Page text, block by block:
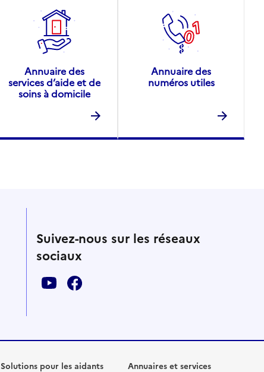
Annuaire des
services d’aide et de
soins à domicile
Annuaire des
numéros utiles
Suivez-nous sur les réseaux
sociaux
Solutions pour les aidants Annuaires et services